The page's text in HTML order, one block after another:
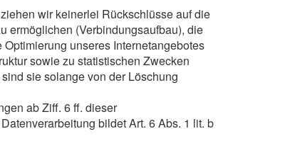
wir keinerlei Rückschlüsse auf die
ermöglichen (Verbindungsaufbau), die
unseres Internetangebotes
sowie zu statistischen Zwecken
sie solange von der Löschung
ab Ziff. 6 ff. dieser
bildet Art. 6 Abs. 1 lit. b